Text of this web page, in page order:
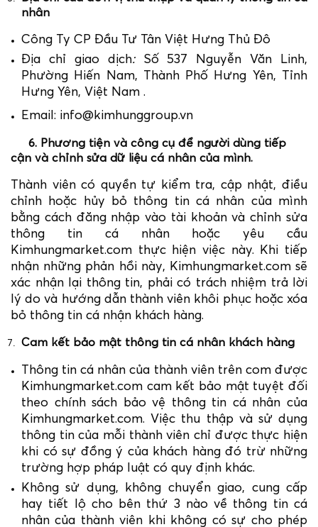
nhân
Công Ty CP Đầu Tư Tân Việt Hưng Thủ Đô
Địa chỉ giao dịch: Số 537 Nguyễn Văn Linh,
Phường Hiến Nam, Thành Phố Hưng Yên, Tỉnh
Hưng Yên, Việt Nam .
Email: info@kimhunggroup.vn
6. Phương tiện và công cụ để người dùng tiếp
cận và chỉnh sửa dữ liệu cá nhân của mình.
Thành viên có quyền tự kiểm tra, cập nhật, điều
chỉnh hoặc hủy bỏ thông tin cá nhân của mình
bằng cách đăng nhập vào tài khoản và chỉnh sửa
thông tin cá nhân hoặc yêu cầu
Kimhungmarket.com thực hiện việc này. Khi tiếp
nhận những phản hồi này, Kimhungmarket.com sẽ
xác nhận lại thông tin, phải có trách nhiệm trả lời
lý do và hướng dẫn thành viên khôi phục hoặc xóa
bỏ thông tin cá nhận khách hàng.
Cam kết bảo mật thông tin cá nhân khách hàng
Thông tin cá nhân của thành viên trên com được
Kimhungmarket.com cam kết bảo mật tuyệt đối
theo chính sách bảo vệ thông tin cá nhân của
Kimhungmarket.com. Việc thu thập và sử dụng
thông tin của mỗi thành viên chỉ được thực hiện
khi có sự đồng ý của khách hàng đó trừ những
trường hợp pháp luật có quy định khác.
Không sử dụng, không chuyển giao, cung cấp
hay tiết lộ cho bên thứ 3 nào về thông tin cá
nhân của thành viên khi không có sự cho phép